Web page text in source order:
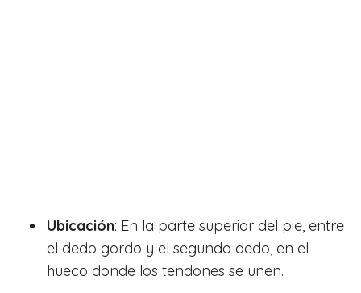
Ubicación: En la parte superior del pie, entre
el dedo gordo y el segundo dedo, en el
hueco donde los tendones se unen.